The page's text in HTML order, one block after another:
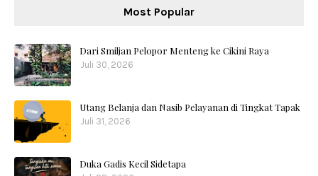
Most Popular
Dari Smiljan Pelopor Menteng ke Cikini Raya
Juli 30, 2026
Utang Belanja dan Nasib Pelayanan di Tingkat Tapak
Juli 31, 2026
Duka Gadis Kecil Sidetapa